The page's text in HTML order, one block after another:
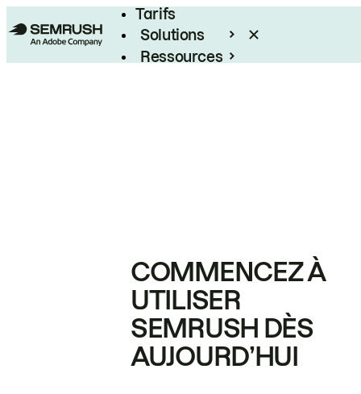
Tarifs
Solutions
Ressources
COMMENCEZ À
UTILISER
SEMRUSH DÈS
AUJOURD’HUI